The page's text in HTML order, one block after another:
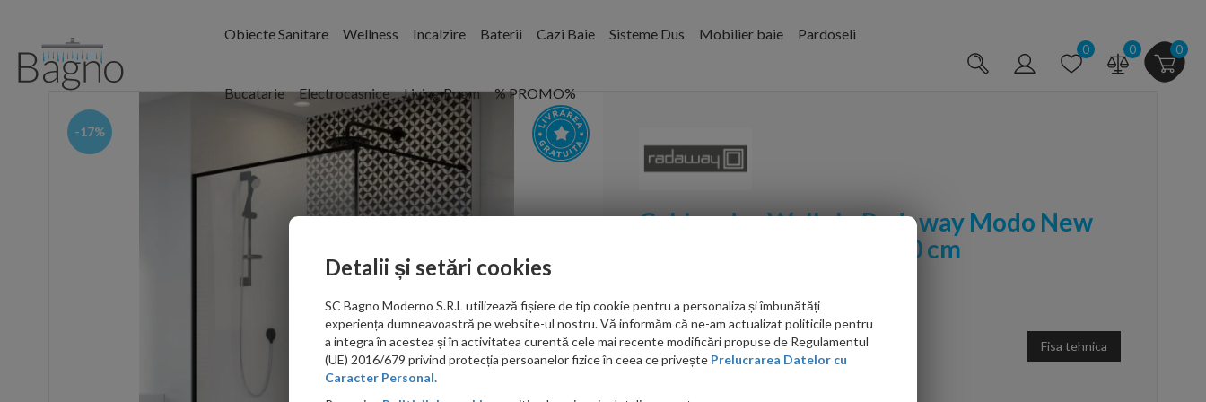
Obiecte Sanitare Wellness Incalzire Baterii Cazi Baie Sisteme Dus Mobilier baie Pardoseli
Bucatarie Electrocasnice Living Room % PROMO%
0 0 0
-17%
Cabina dus Walk-In Radaway Modo New
Black II Frame, 95 x H200 cm
PRP: 3,666.00 RON
3,079.00 RON Fisa tehnica
Detalii și setări cookies
SC Bagno Moderno S.R.L utilizează fișiere de tip cookie pentru a personaliza și îmbunătăți
experiența dumneavoastră pe website-ul nostru. Vă informăm că ne-am actualizat politicile pentru
a integra în acestea și în activitatea curentă cele mai recente modificări propuse de Regulamentul
(UE) 2016/679 privind protecția persoanelor fizice în ceea ce privește Prelucrarea Datelor cu
Caracter Personal.